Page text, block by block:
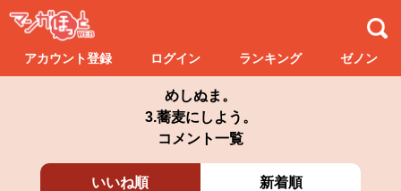
アカウント登録 ログイン ランキング ゼノン
めしぬま。
3.蕎麦にしよう。
コメント一覧
いいね順 新着順